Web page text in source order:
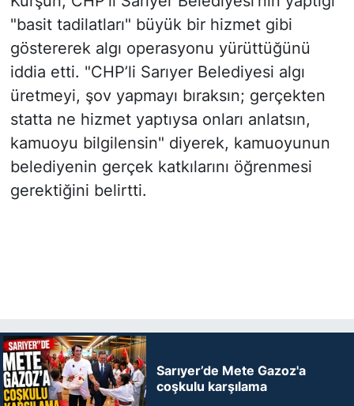
"basit tadilatları" büyük bir hizmet gibi
göstererek algı operasyonu yürüttüğünü
iddia etti. "CHP’li Sarıyer Belediyesi algı
üretmeyi, şov yapmayı bıraksın; gerçekten
statta ne hizmet yaptıysa onları anlatsın,
kamuoyu bilgilensin" diyerek, kamuoyunun
belediyenin gerçek katkılarını öğrenmesi
gerektiğini belirtti.
Sarıyer’de Mete Gazoz'a
coşkulu karşılama